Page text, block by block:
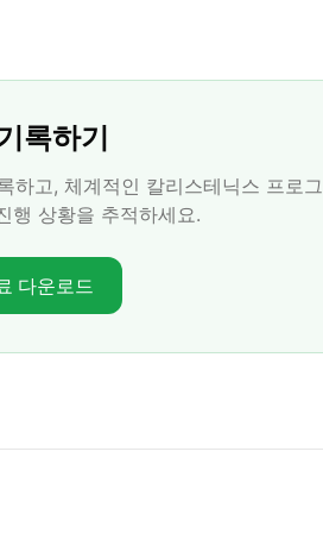
록하기
하고, 체계적인 칼리스테닉스 프로그
행 상황을 추적하세요.
다운로드